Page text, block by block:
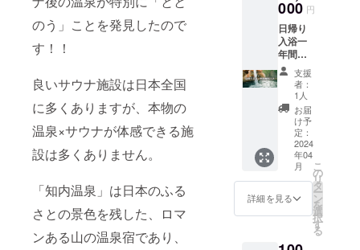
のう」ことを発見したので
す！！
良いサウナ施設は日本全国
に多くありますが、本物の
温泉×サウナが体感できる施
設は多くありません。
「知内温泉」は日本のふる
さとの景色を残した、ロマ
ンある山の温泉宿であり、
す。 入
浴剤は
現在知
内温泉
で販売
してい
る物に
なりま
す。
く可能
性があ
りま
す。プ
ロジェ
クト終
了後に
記載内
容の最
終確認
を行わ
せてい
ただき
※ネーム
プレー
さい。
浸か
り、そ
の後お
食事を
して
ゆっく
りリ
ラック
スでき
る贅沢
な1泊プ
ランと
なって
おりま
す。 通
常のご
000 円
日帰り
入浴一
年間無
料パス
1年間無
料で知
内温泉
に入る
事が出
来ます
毎日入
りに来
るお客
さまに
は回数
券より
パス
支援
者：
1人
お届
け予
定：
2024
年04
月
詳細を見る
こ
の
リ
タ
ー
ン
を
選
択
す
る